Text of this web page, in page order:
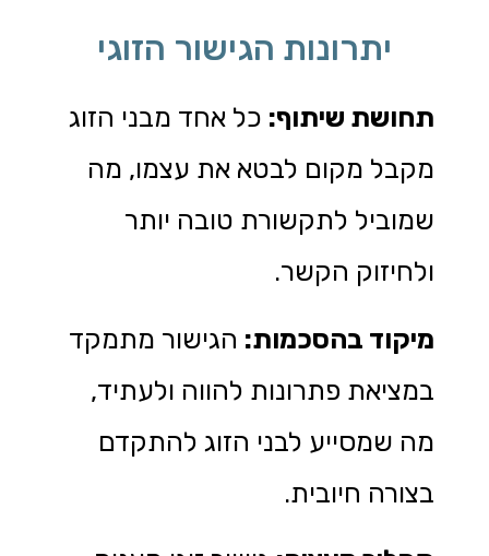
יתרונות הגישור הזוגי
תחושת שיתוף: כל אחד מבני הזוג
מקבל מקום לבטא את עצמו, מה
שמוביל לתקשורת טובה יותר
ולחיזוק הקשר.
מיקוד בהסכמות: הגישור מתמקד
במציאת פתרונות להווה ולעתיד,
מה שמסייע לבני הזוג להתקדם
בצורה חיובית.